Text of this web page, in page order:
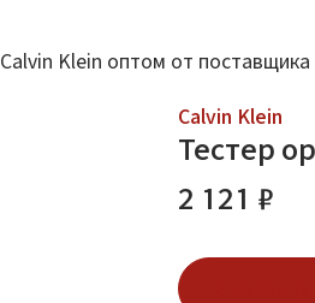
Calvin Klein оптом от поставщика
Calvin Klein
Тестер
2 121 ₽